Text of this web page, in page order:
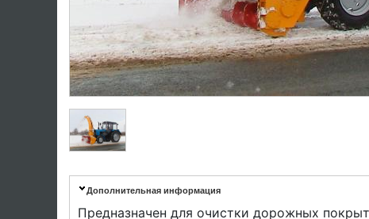
Дополнительная информация
Предназначен для очистки дорожных